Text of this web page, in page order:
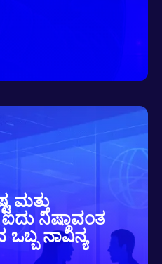
ಮತ್ತು
ನಿಷ್ಠಾವಂತ
ನಾವಿನ್ಯ